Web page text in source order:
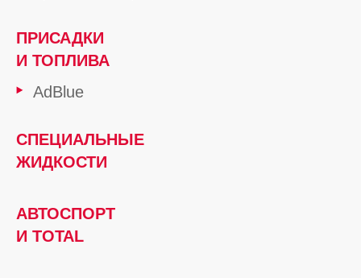
ПРИСАДКИ
И ТОПЛИВА
AdBlue
СПЕЦИАЛЬНЫЕ
ЖИДКОСТИ
АВТОСПОРТ
И TOTAL